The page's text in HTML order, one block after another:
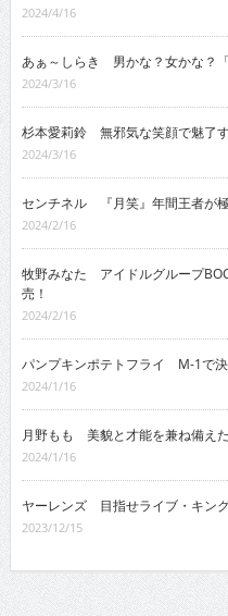
2024/4/16
あぁ～しらき 男かな？女かな？
2024/3/16
杉本愛莉鈴 無邪気な笑顔で魅了
2024/3/16
センチネル 『月笑』年間王者が
2024/2/16
牧野みなた アイドルグループ
売！
2024/2/16
パンプキンポテトフライ M-1で決
2024/1/16
月野もも 美貌と才能を兼ね備えた
2024/1/16
ヤーレンズ 目指せライブ・キン
2023/12/15